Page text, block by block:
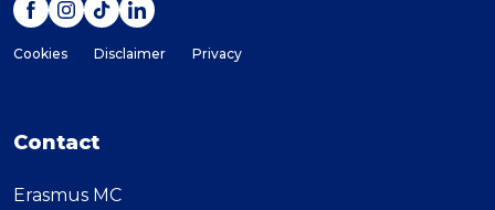
Cookies Disclaimer Privacy
Contact
Erasmus MC